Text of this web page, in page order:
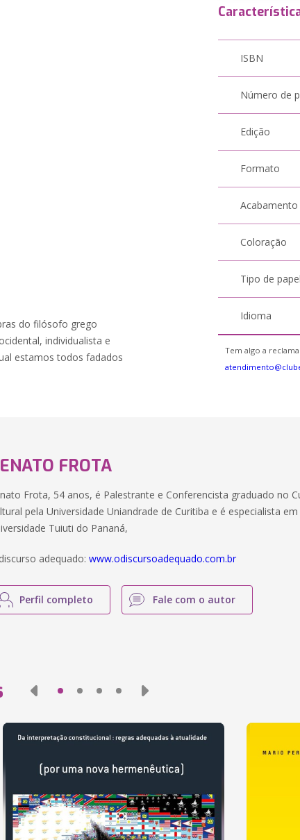
do filósofo grego
individualista e
estamos todos fadados
ISBN
Número de
Edição
Formato
Acabamento
Coloração
Tipo de papel
Idioma
Tem algo a
FROTA
Frota, 54 anos, é Palestrante e Conferencista graduado no
pela Universidade Uniandrade de Curitiba e é especialista
Tuiuti do Pananá,
adequado:www.odiscursoadequado.com.br
Perfil completo Fale com o autor